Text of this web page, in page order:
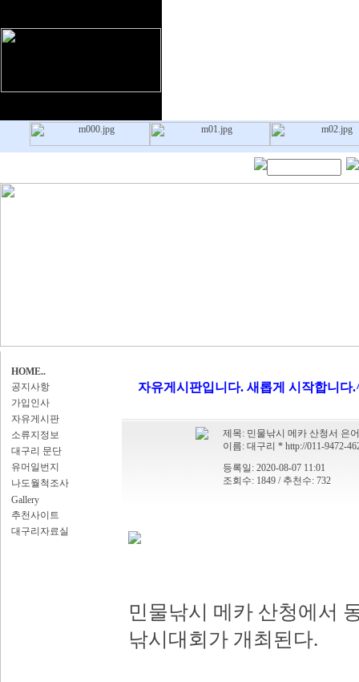
HOME..
공지사항
가입인사
자유게시판
소류지정보
대구리 문단
유머일번지
나도월척조사
Gallery
추천사이트
대구리자료실
자유게시판입니다. 새롭게 시작합니다
제목: 민물낚시 메카 산청서 은
이름: 대구리 * http://011-9472-
등록일: 2020-08-07 11:01
조회수: 1849 / 추천수: 732
민물낚시 메카 산청에서
낚시대회가 개최된다.